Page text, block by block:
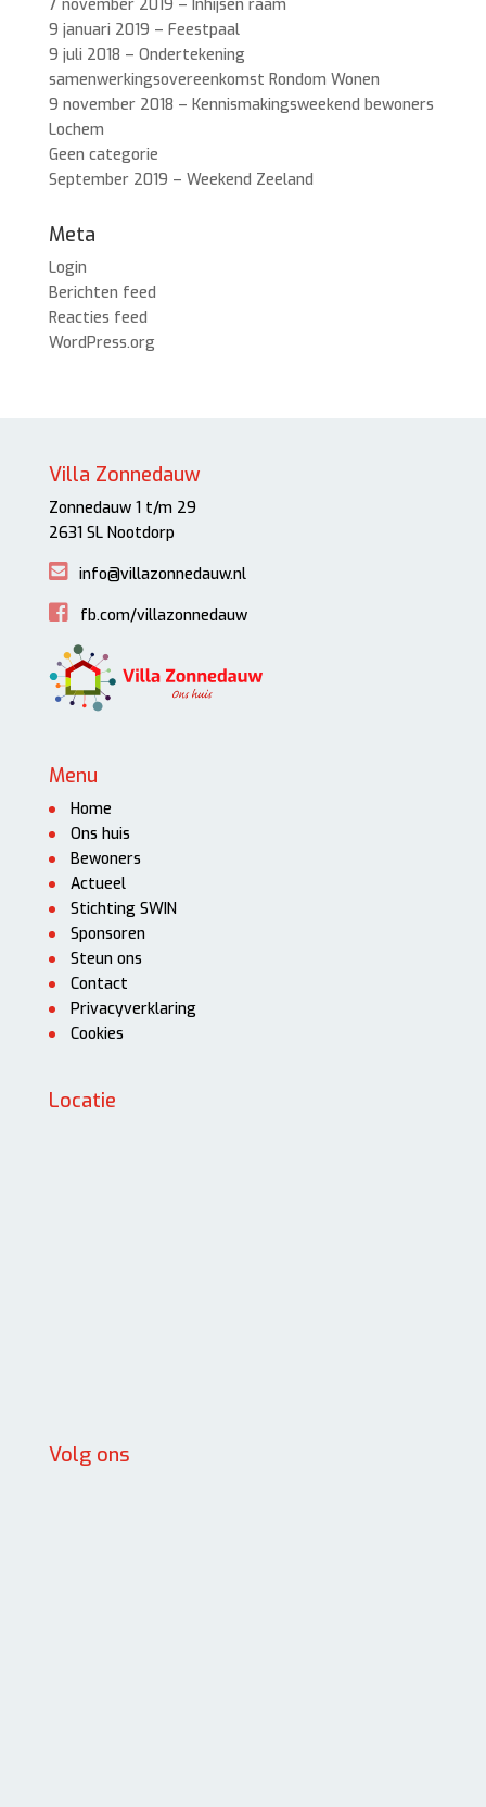
7 november 2019 – Inhijsen raam
9 januari 2019 – Feestpaal
9 juli 2018 – Ondertekening
samenwerkingsovereenkomst Rondom Wonen
9 november 2018 – Kennismakingsweekend bewoners
Lochem
Geen categorie
September 2019 – Weekend Zeeland
Meta
Login
Berichten feed
Reacties feed
WordPress.org
Villa Zonnedauw
Zonnedauw 1 t/m 29
2631 SL Nootdorp
info@villazonnedauw.nl
fb.com/villazonnedauw
Menu
Home
Ons huis
Bewoners
Actueel
Stichting SWIN
Sponsoren
Steun ons
Contact
Privacyverklaring
Cookies
Locatie
Volg ons